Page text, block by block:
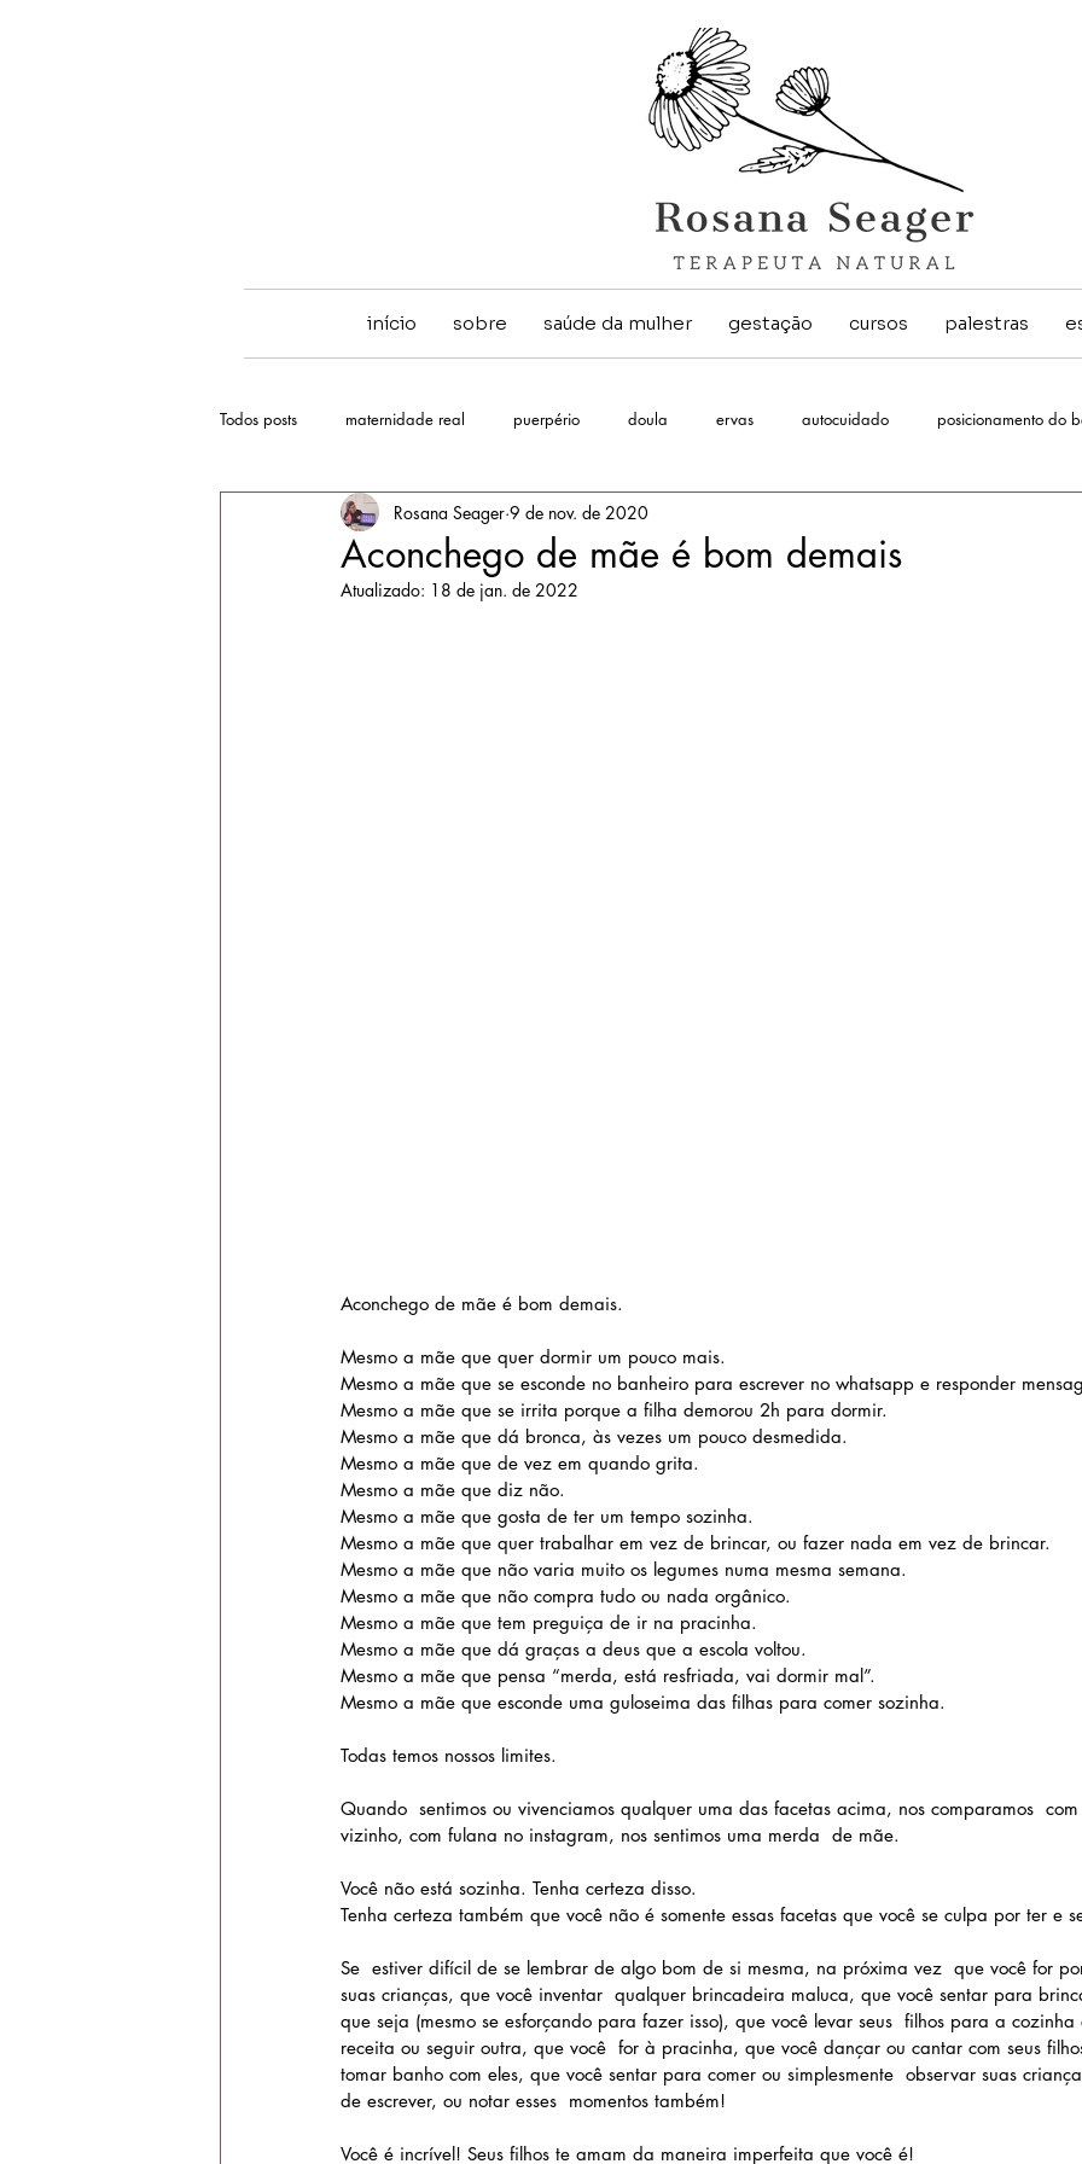
início sobre saúde da mulher gestação cursos palestras
Todos posts maternidade real puerpério doula ervas autocuidado posicionamento do
TPM ciclo menstrual ser mulher
Aconchego de mãe é bom demais
Rosana Seager 9 de nov. de 2020
Atualizado: 18 de jan. de 2022
Aconchego de mãe é bom demais.
Mesmo a mãe que quer dormir um pouco mais.
Mesmo a mãe que se esconde no banheiro para escrever no whatsapp e responder
Mesmo a mãe que se irrita porque a filha demorou 2h para dormir.
Mesmo a mãe que dá bronca, às vezes um pouco desmedida.
Mesmo a mãe que de vez em quando grita.
Mesmo a mãe que diz não.
Mesmo a mãe que gosta de ter um tempo sozinha.
Mesmo a mãe que quer trabalhar em vez de brincar, ou fazer nada em vez de brincar.
Mesmo a mãe que não varia muito os legumes numa mesma semana.
Mesmo a mãe que não compra tudo ou nada orgânico.
Mesmo a mãe que tem preguiça de ir na pracinha.
Mesmo a mãe que dá graças a deus que a escola voltou.
Mesmo a mãe que pensa “merda, está resfriada, vai dormir mal”.
Mesmo a mãe que esconde uma guloseima das filhas para comer sozinha.
Todas temos nossos limites.
Quando  sentimos ou vivenciamos qualquer uma das facetas acima, nos comparamos
vizinho, com fulana no instagram, nos sentimos uma merda  de mãe.
Você não está sozinha. Tenha certeza disso.
Tenha certeza também que você não é somente essas facetas que você se culpa por ter e
Se  estiver difícil de se lembrar de algo bom de si mesma, na próxima vez  que você for
suas crianças, que você inventar  qualquer brincadeira maluca, que você sentar para
que seja (mesmo se esforçando para fazer isso), que você levar seus  filhos para a
receita ou seguir outra, que você  for à pracinha, que você dançar ou cantar com seus
tomar banho com eles, que você sentar para comer ou simplesmente  observar suas
de escrever, ou notar esses  momentos também!
Você é incrível! Seus filhos te amam da maneira imperfeita que você é!